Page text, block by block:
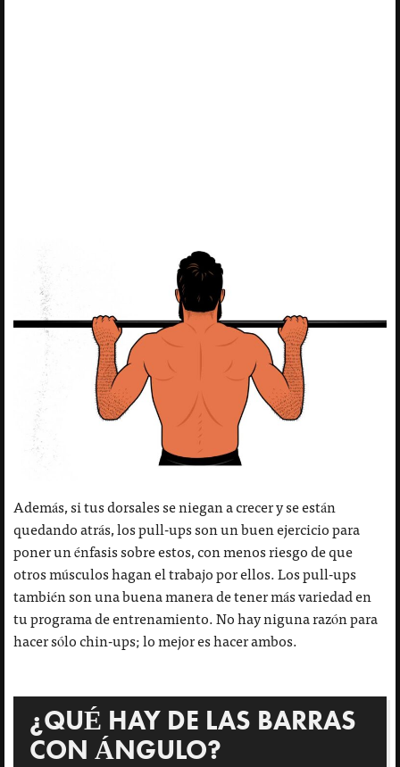
Además, si tus dorsales se niegan a crecer y se están
quedando atrás, los pull-ups son un buen ejercicio para
poner un énfasis sobre estos, con menos riesgo de que
otros músculos hagan el trabajo por ellos. Los pull-ups
también son una buena manera de tener más variedad en
tu programa de entrenamiento. No hay niguna razón para
hacer sólo chin-ups; lo mejor es hacer ambos.
¿QUÉ HAY DE LAS BARRAS
CON ÁNGULO?